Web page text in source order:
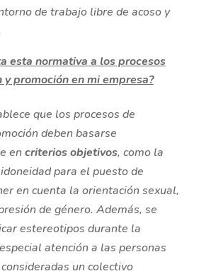
de trabajo libre de acoso y
esta normativa a los procesos
y promoción en mi empresa?
que los procesos de
deben basarse
encriterios objetivos, como la
para el puesto de
en cuenta la orientación sexual,
de género. Además, se
estereotipos durante la
atención a las personas
un colectivo